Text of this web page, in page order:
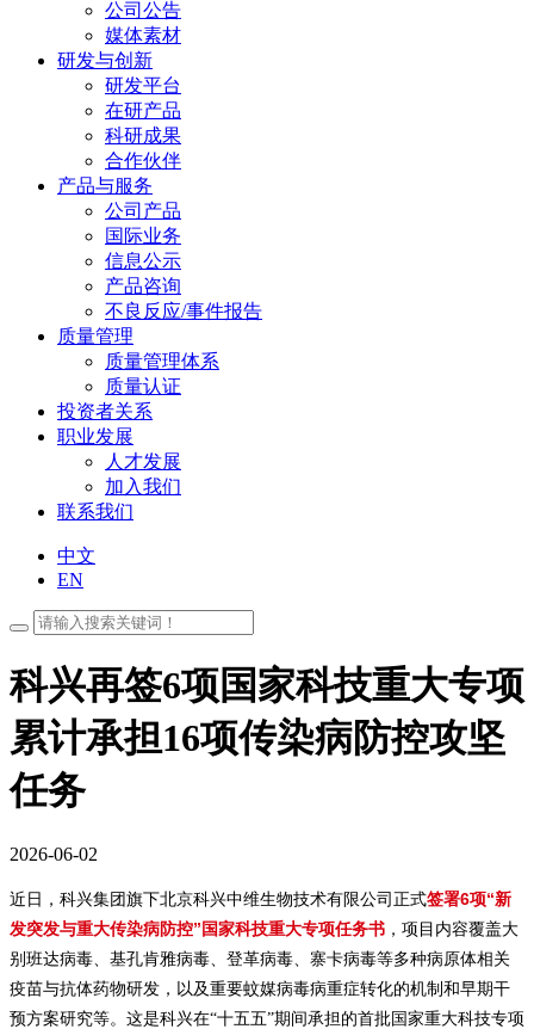
公司公告
媒体素材
研发与创新
研发平台
在研产品
科研成果
合作伙伴
产品与服务
公司产品
国际业务
信息公示
产品咨询
不良反应/事件报告
质量管理
质量管理体系
质量认证
投资者关系
职业发展
人才发展
加入我们
联系我们
中文
EN
科兴再签6项国家科技重大专项
累计承担16项传染病防控攻坚
任务
2026-06-02
近日，科兴集团旗下北京科兴中维生物技术有限公司正式签署6项“新
发突发与重大传染病防控”国家科技重大专项任务书 ，项目内容覆盖大
别班达病毒、基孔肯雅病毒、登革病毒、寨卡病毒等多种病原体相关
疫苗与抗体药物研发，以及重要蚊媒病毒病重症转化的机制和早期干
预方案研究等。这是科兴在“十五五”期间承担的首批国家重大科技专项